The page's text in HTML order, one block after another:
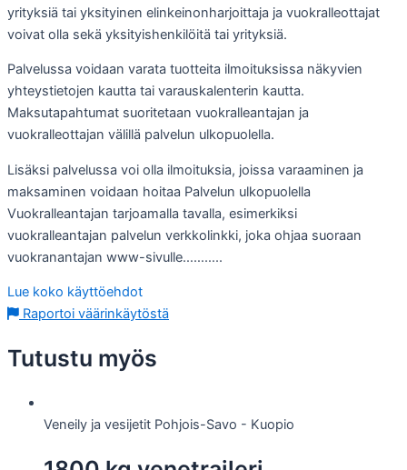
yrityksiä tai yksityinen elinkeinonharjoittaja ja vuokralleottajat
voivat olla sekä yksityishenkilöitä tai yrityksiä.
Palvelussa voidaan varata tuotteita ilmoituksissa näkyvien
yhteystietojen kautta tai varauskalenterin kautta.
Maksutapahtumat suoritetaan vuokralleantajan ja
vuokralleottajan välillä palvelun ulkopuolella.
Lisäksi palvelussa voi olla ilmoituksia, joissa varaaminen ja
maksaminen voidaan hoitaa Palvelun ulkopuolella
Vuokralleantajan tarjoamalla tavalla, esimerkiksi
vuokralleantajan palvelun verkkolinkki, joka ohjaa suoraan
vuokranantajan www-sivulle………..
Lue koko käyttöehdot
Raportoi väärinkäytöstä
Tutustu myös
Veneily ja vesijetit Pohjois-Savo - Kuopio